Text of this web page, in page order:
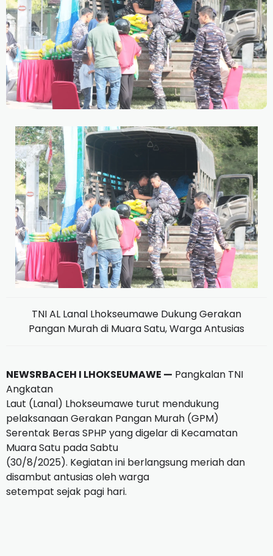
TNI AL Lanal Lhokseumawe Dukung Gerakan
Pangan Murah di Muara Satu, Warga Antusias
NEWSRBACEH I LHOKSEUMAWE — Pangkalan TNI
Angkatan
Laut (Lanal) Lhokseumawe turut mendukung
pelaksanaan Gerakan Pangan Murah (GPM)
Serentak Beras SPHP yang digelar di Kecamatan
Muara Satu pada Sabtu
(30/8/2025). Kegiatan ini berlangsung meriah dan
disambut antusias oleh warga
setempat sejak pagi hari.